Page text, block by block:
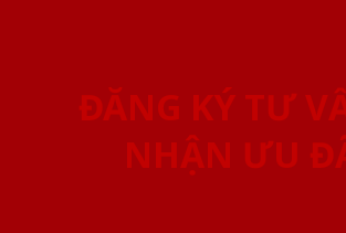
ĐĂNG KÝ TƯ
NHẬN ƯU